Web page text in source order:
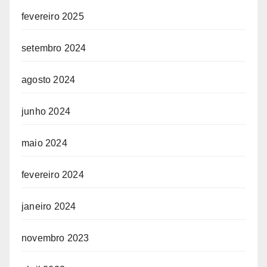
fevereiro 2025
setembro 2024
agosto 2024
junho 2024
maio 2024
fevereiro 2024
janeiro 2024
novembro 2023